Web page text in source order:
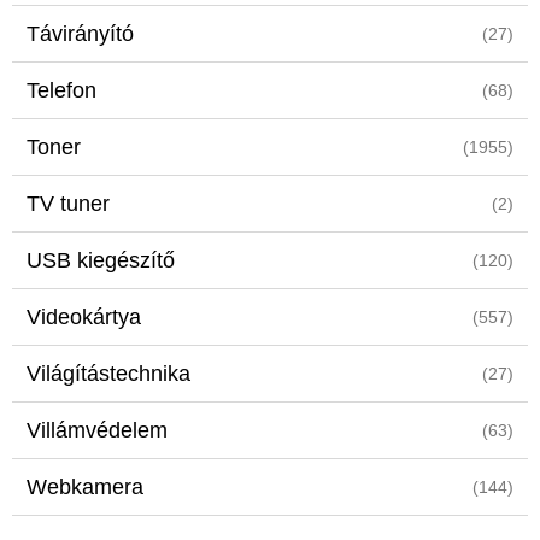
Távirányító (27)
Telefon (68)
Toner (1955)
TV tuner (2)
USB kiegészítő (120)
Videokártya (557)
Világítástechnika (27)
Villámvédelem (63)
Webkamera (144)